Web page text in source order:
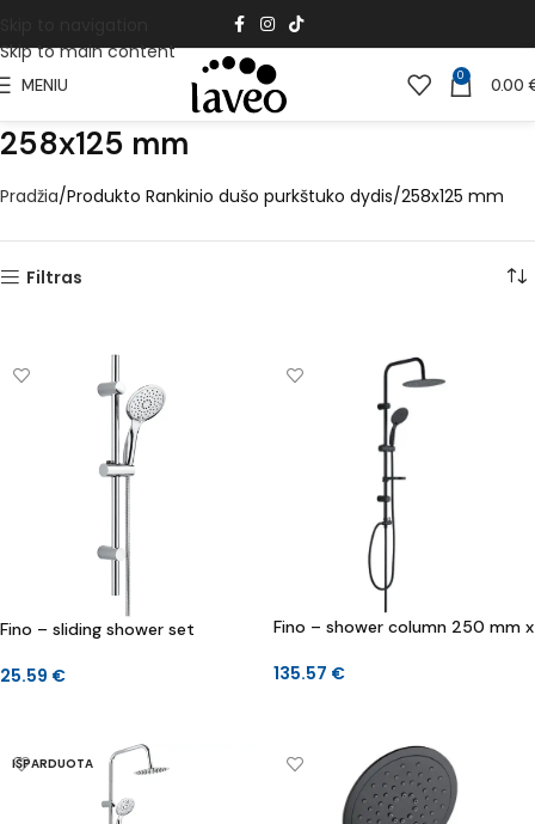
Skip to main content
MENIU 0 0.00
258x125 mm
Pradžia Produkto Rankinio dušo purkštuko dydis 258x125 mm
Filtras
Fino – sliding shower set
25.59 €
Fino – shower column 250 mm x
135.57 €
IŠPARDUOTA